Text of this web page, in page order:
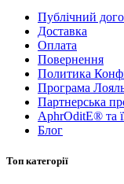
Публічний
Доставка
Оплата
Повернення
Политика
Програма
Партнерська
AphrOditE® та
Блог
Топ категорії